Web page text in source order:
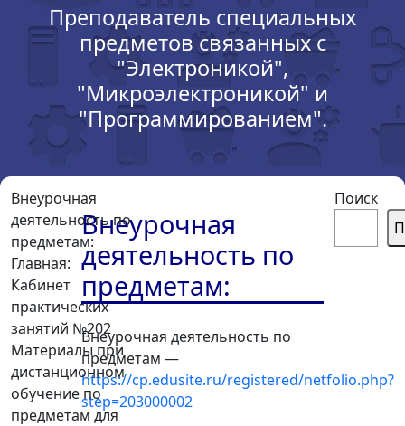
Преподаватель специальных
предметов связанных с
"Электроникой",
"Микроэлектроникой" и
"Программированием".
Внеурочная
деятельность по
предметам:
Главная:
Кабинет
практических
занятий №202
Материалы при
дистанционном
обучение по
предметам для
Внеурочная
деятельность по
предметам:
Внеурочная деятельность по
предметам —
https://cp.edusite.ru/registered/netfolio.php?
step=203000002
Поиск